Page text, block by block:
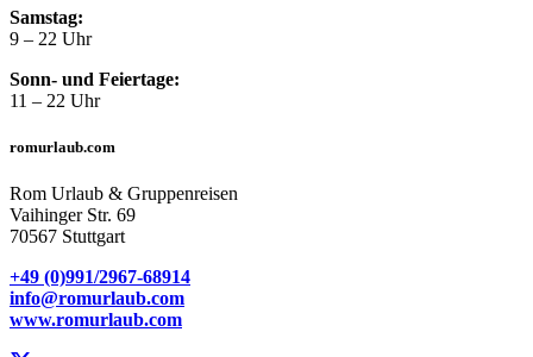
Samstag:
9 – 22 Uhr
Sonn- und Feiertage:
11 – 22 Uhr
romurlaub.com
Rom Urlaub & Gruppenreisen
Vaihinger Str. 69
70567 Stuttgart
+49 (0)991/2967-68914
info@romurlaub.com
www.romurlaub.com